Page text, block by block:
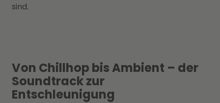
sind.
Von Chillhop bis Ambient – der
Soundtrack zur
Entschleunigung